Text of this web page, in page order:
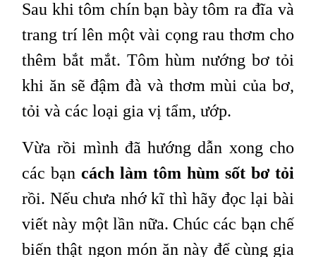
Sau khi tôm chín bạn bày tôm ra đĩa và
trang trí lên một vài cọng rau thơm cho
thêm bắt mắt. Tôm hùm nướng bơ tỏi
khi ăn sẽ đậm đà và thơm mùi của bơ,
tỏi và các loại gia vị tẩm, ướp.
Vừa rồi mình đã hướng dẫn xong cho
các bạn cách làm tôm hùm sốt bơ tỏi
rồi. Nếu chưa nhớ kĩ thì hãy đọc lại bài
viết này một lần nữa. Chúc các bạn chế
biến thật ngon món ăn này để cùng gia